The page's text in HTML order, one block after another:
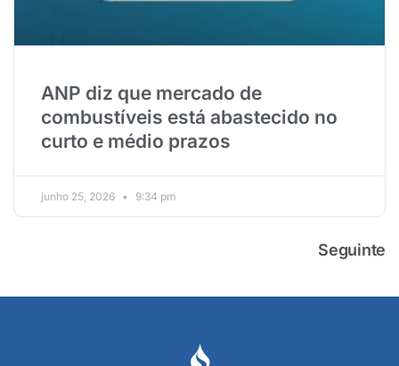
ANP diz que mercado de
combustíveis está abastecido no
curto e médio prazos
junho 25, 2026 9:34 pm
Seguinte